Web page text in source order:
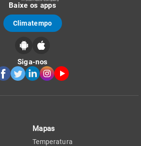
Baixe os apps
Climatempo
Siga-nos
Mapas
Temperatura